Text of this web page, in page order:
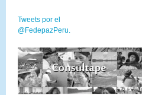
Tweets por el
@FedepazPeru.